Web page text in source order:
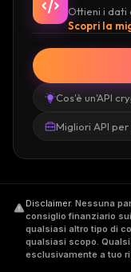
Ottieni i dati
Scopri la
Cos'è un'API
Migliori API
Disclaimer. Nessuna
consiglio finanziario
qualsiasi altro tipo di
qualsiasi scopo.
esclusivamente a tuo